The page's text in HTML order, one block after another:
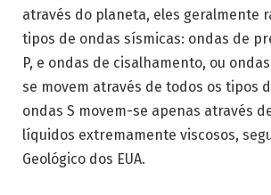
através do planeta, eles geralmente
tipos de ondas sísmicas: ondas de
P, e ondas de cisalhamento, ou ondas
se movem através de todos os tipos
ondas S movem-se apenas através
líquidos extremamente viscosos,
Geológico dos EUA.